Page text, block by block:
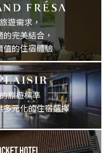
遊需求，
完美結合，
值的住宿體驗
旅遊標準
元化的住宿選擇